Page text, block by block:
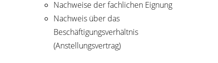
Nachweise der fachlichen Eignung
Nachweis über das
Beschäftigungsverhältnis
(Anstellungsvertrag)